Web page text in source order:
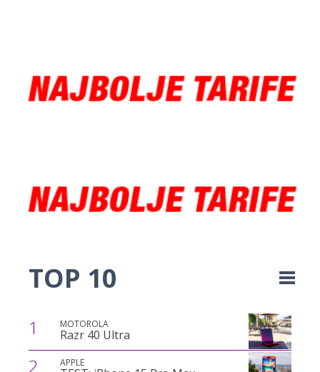
TOP 10
1 MOTOROLA
Razr 40 Ultra
2 APPLE